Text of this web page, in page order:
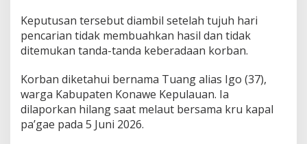
a
i
S
R
N
l
a
Keputusan tersebut diambil setelah tujuh hari
pencarian tidak membuahkan hasil dan tidak
ditemukan tanda-tanda keberadaan korban.
Korban diketahui bernama Tuang alias Igo (37),
warga Kabupaten Konawe Kepulauan. Ia
dilaporkan hilang saat melaut bersama kru kapal
pa’gae pada 5 Juni 2026.